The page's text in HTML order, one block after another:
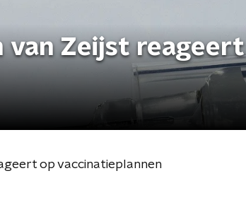
van Zeijst
op vaccinatieplannen